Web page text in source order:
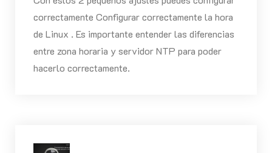
correctamente Configurar correctamente la hora
de Linux . Es importante entender las diferencias
entre zona horaria y servidor NTP para poder
hacerlo correctamente.